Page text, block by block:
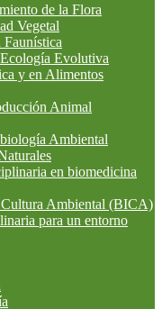
de la Flora
Vegetal
Evolutiva
y en Alimentos
Animal
Ambiental
en biomedicina
Ambiental (BICA)
para un entorno